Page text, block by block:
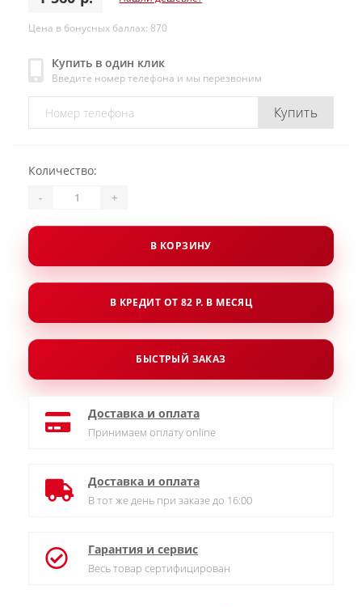
Цена в бонусных баллах: 870
Купить в один клик
Введите номер телефона и мы перезвоним
Купить
Количество:
- +
В КОРЗИНУ
В КРЕДИТ ОТ 82 Р. В МЕСЯЦ
БЫСТРЫЙ ЗАКАЗ
Доставка и оплата
Принимаем оплату online
Доставка и оплата
В тот же день при заказе до 16:00
Гарантия и сервис
Весь товар сертифицирован